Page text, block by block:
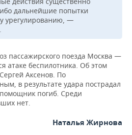
дальнейшие попытки
урегулированию, —
пассажирского поезда Москва —
атаке беспилотника. Об этом
Аксенов. По
в результате удара пострадал
погиб. Среди
нет.
Наталья Жирнова